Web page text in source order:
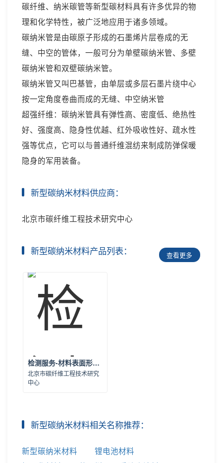
碳纤维、纳米碳管等新型碳材料具有许多优异的物
理和化学特性，被广泛地应用于诸多领域。
碳纳米管是由碳原子形成的石墨烯片层卷成的无
缝、中空的管体，一般可分为单壁碳纳米管、多壁
碳纳米管和双壁碳纳米管。
碳纳米管又叫巴基管，由单层或多层石墨片绕中心
按一定角度卷曲而成的无缝、中空纳米管
超强纤维：碳纳米管具有弹性高、密度低、绝热性
好、强度高、隐身性优越、红外吸收性好、疏水性
强等优点，它可以与普通纤维混纺来制成防弹保暖
隐身的军用装备。
新型碳纳米材料供应商：
北京市碳纤维工程技术研究中心
新型碳纳米材料产品列表： 查看更多
检测服务-材料表面形貌表征技术
北京市碳纤维工程技术研究
中心
新型碳纳米材料相关名称推荐：
新型碳纳米材料
锂电池材料